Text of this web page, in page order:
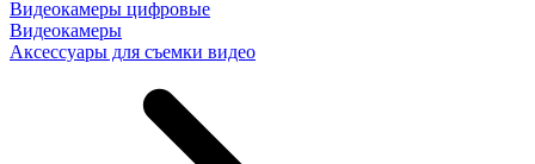
Видеокамеры цифровые
Видеокамеры
Аксессуары для съемки видео